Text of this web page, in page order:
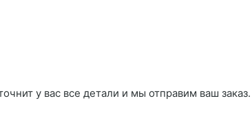
у вас все детали и мы отправим ваш заказ.